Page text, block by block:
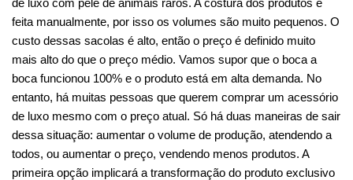
feita manualmente, por isso os volumes são muito pequenos. O
custo dessas sacolas é alto, então o preço é definido muito
mais alto do que o preço médio. Vamos supor que o boca a
boca funcionou 100% e o produto está em alta demanda. No
entanto, há muitas pessoas que querem comprar um acessório
de luxo mesmo com o preço atual. Só há duas maneiras de sair
dessa situação: aumentar o volume de produção, atendendo a
todos, ou aumentar o preço, vendendo menos produtos. A
primeira opção implicará a transformação do produto exclusivo